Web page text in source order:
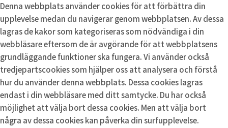
Denna webbplats använder cookies för att förbättra din
upplevelse medan du navigerar genom webbplatsen. Av dessa
lagras de kakor som kategoriseras som nödvändiga i din
webbläsare eftersom de är avgörande för att webbplatsens
grundläggande funktioner ska fungera. Vi använder också
tredjepartscookies som hjälper oss att analysera och förstå
hur du använder denna webbplats. Dessa cookies lagras
endast i din webbläsare med ditt samtycke. Du har också
möjlighet att välja bort dessa cookies. Men att välja bort
några av dessa cookies kan påverka din surfupplevelse.